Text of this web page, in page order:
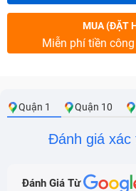
MUA (ĐẶT
Miễn phí tiền
Quận 1 Quận 10
Đánh giá xác
Đánh Giá Từ